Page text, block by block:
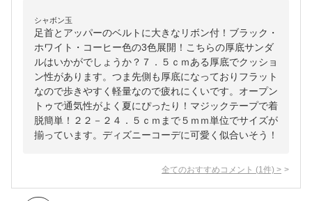
シャボン玉
足首とアッパーのベルトに大きなリボン付！ブラック・
ホワイト・コーヒー色の3色展開！こちらの厚底サンダ
ルはいかがでしょうか？７．５ｃｍある厚底でクッショ
ン性があります。つま先側も厚底になっておりフラット
なので歩きやすく軽量なので疲れにくいです。オープン
トゥで通気性がよく夏にぴったり！マジックテープで着
脱簡単！２２－２４．５ｃｍまで５ｍｍ単位でサイズが
揃っています。ディズニーコーデに可愛く似合いそう！
全てのおすすめコメント (1 件) >